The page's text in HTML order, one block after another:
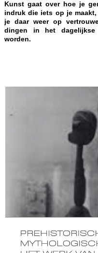
Kunst gaat over hoe je
indruk die iets op je
je daar weer op
dingen in het
worden.